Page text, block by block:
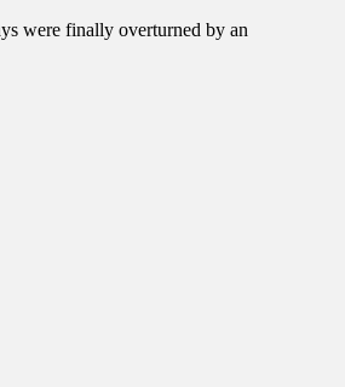
were finally overturned by an